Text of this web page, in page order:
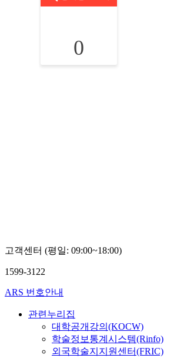
0
고객센터 (평일: 09:00~18:00)
1599-3122
ARS 번호안내
관련누리집
대학공개강의(KOCW)
학술정보통계시스템(Rinfo)
외국학술지지원센터(FRIC)